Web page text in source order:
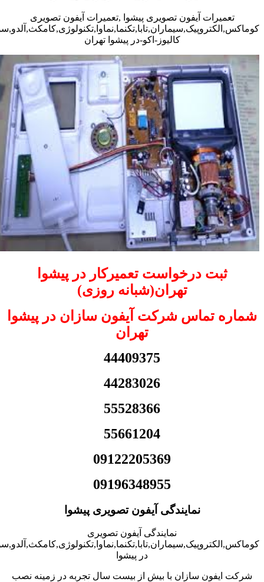
تعمیرات آیفون تصویری پیشوا ,تعمیرات آیفون تصویری
کالیوز-اکو-در پیشوا تهران
ثبت درخواست تعمیرکار در پیشوا
تهران(شبانه روزی)
شماره تماس شرکت آیفون سازان در پیشوا
تهران
44409375
44283026
55528366
55661204
09122205369
09196348955
نمایندگی آیفون تصویری پیشوا
نمایندگی آیفون تصویری
در پیشوا
شرکت ایفون سازان با بیش از بیست سال تجربه در زمینه نصب